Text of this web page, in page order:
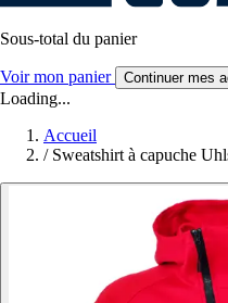
Sous-total du panier
Voir mon panier Continuer mes
Loading...
Accueil
/ Sweatshirt à capuche